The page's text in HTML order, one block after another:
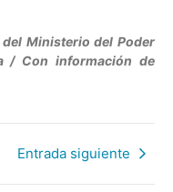
Ministerio del Poder
/ Con información de
Entrada siguiente